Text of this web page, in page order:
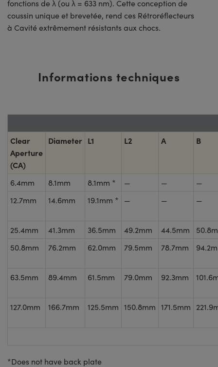
fonctions de λ (ou λ = 633 nm). Cette conception de
coussin unique et brevetée, rend ces Rétroréflecteurs
à Cavité extrêmement résistants aux chocs.
Informations techniques
Clear
Aperture
(CA)
Diameter L1 L2 A B
6.4mm 8.1mm 8.1mm * — —
—
12.7mm
14.6mm 19.1mm * — — —
25.4mm 41.3mm 36.5mm 49.2mm 44.5mm
50.8mm
76.2mm 62.0mm 79.5mm 78.7mm
63.5mm 89.4mm 61.5mm 79.0mm 92.3mm
127.0mm 166.7mm 125.5mm 150.8mm 171.5mm
*Does not have back plate